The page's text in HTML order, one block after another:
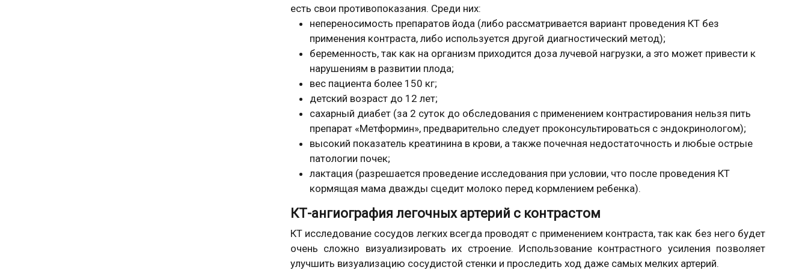
есть свои противопоказания. Среди них:
непереносимость препаратов йода (либо рассматривается вариант проведения КТ без
применения контраста, либо используется другой диагностический метод);
беременность, так как на организм приходится доза лучевой нагрузки, а это может привести к
нарушениям в развитии плода;
вес пациента более 150 кг;
детский возраст до 12 лет;
сахарный диабет (за 2 суток до обследования с применением контрастирования нельзя пить
препарат «Метформин», предварительно следует проконсультироваться с эндокринологом);
высокий показатель креатинина в крови, а также почечная недостаточность и любые острые
патологии почек;
лактация (разрешается проведение исследования при условии, что после проведения КТ
кормящая мама дважды сцедит молоко перед кормлением ребенка).
КТ-ангиография легочных артерий с контрастом
КТ исследование сосудов легких всегда проводят с применением контраста, так как без него будет
очень сложно визуализировать их строение. Использование контрастного усиления позволяет
улучшить визуализацию сосудистой стенки и проследить ход даже самых мелких артерий.